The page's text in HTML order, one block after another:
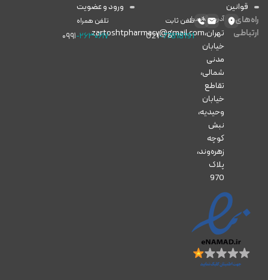
قوانین
ورود و عضویت
راه‌های
ارتباطی
آدرس
تهران،
خیابان
مدنی
شمالی،
تقاطع
خیابان
وحیدیه،
نبش
کوچه
زهره‌وند،
پلاک
970
ایمیل
zartoshtpharmacy@gmail.com
تلفن ثابت
021-77818191
تلفن همراه
۰۹۹۱-۲۶۳۰۶۱۷